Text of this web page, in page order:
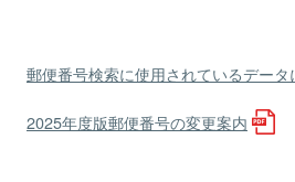
郵便番号検索に使用されているデータ
2025年度版郵便番号の変更案内